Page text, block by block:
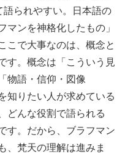
語られやすい。日本語の
マンを神格化したもの」
こで大事なのは、概念と
す。概念は「こういう見
物語・信仰・図像
知りたい人が求めている
どんな役割で語られる
す。だから、ブラフマン
、梵天の理解は進みま